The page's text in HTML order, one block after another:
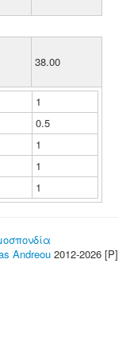
38.00
1
0.5
1
1
1
Andreou 2012-2026 [P]